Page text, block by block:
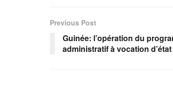
Previous Post
Guinée: l’opération du
administratif à vocation